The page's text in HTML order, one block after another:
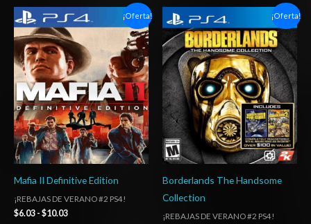
¡Oferta!
Mafia II Definitive Edition
¡REBAJAS DE VERANO #2 PS4!
$6.03 - $10.03
Rango
de
precios:
desde
$6.03
hasta
$10.03
¡Oferta!
Borderlands The Handsome
Collection
¡REBAJAS DE VERANO #2 PS4!
de
precios:
desde
$6.03
hasta
$10.03